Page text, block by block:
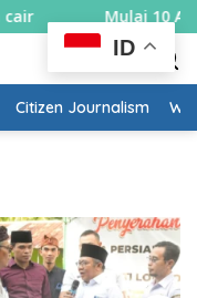
Mulai 10
Citizen Journalism
ID